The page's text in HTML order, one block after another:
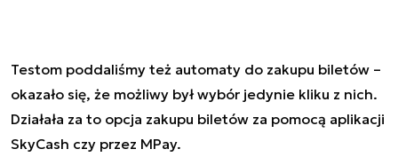
Testom poddaliśmy też automaty do zakupu biletów –
okazało się, że możliwy był wybór jedynie kliku z nich.
Działała za to opcja zakupu biletów za pomocą aplikacji
SkyCash czy przez MPay.